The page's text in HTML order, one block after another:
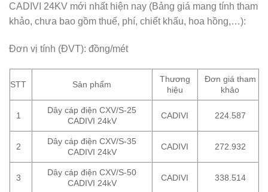
CADIVI 24KV mới nhất hiện nay (Bảng giá mang tính tham
khảo, chưa bao gồm thuế, phí, chiết khấu, hoa hồng,…):
Đơn vị tính (ĐVT): đồng/mét
STT Sản phẩm
Thương
hiệu
Đơn giá tham
khảo
1
Dây cáp điện CXV/S-25
CADIVI 24kV
CADIVI 224.587
2
Dây cáp điện CXV/S-35
CADIVI 24kV
CADIVI 272.932
3
Dây cáp điện CXV/S-50
CADIVI 24kV
CADIVI 338.514